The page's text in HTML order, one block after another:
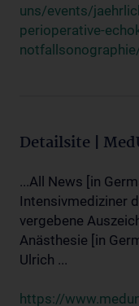
uns/events/
perioperative-
Detailsite |
...All News [in
Intensivmediziner
vergebene
Anästhesie [in
Ulrich ...
https://